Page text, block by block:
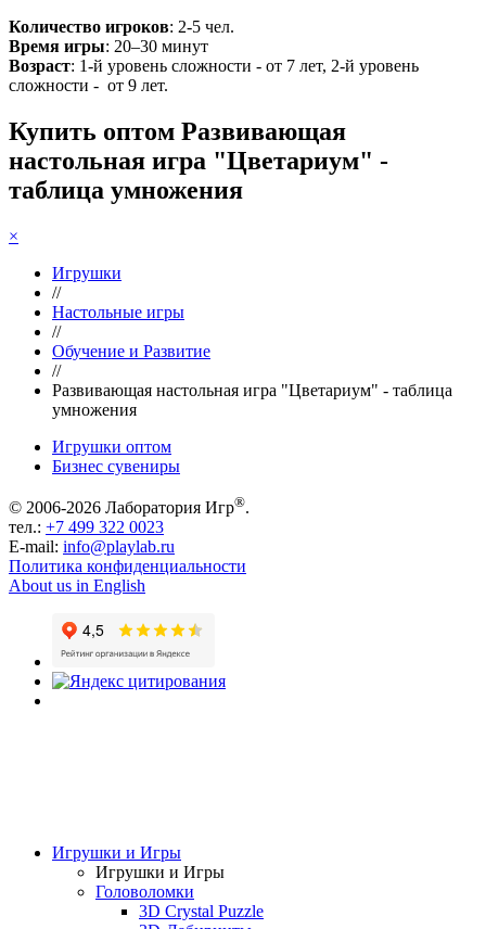
Количество игроков: 2-5 чел.
Время игры: 20–30 минут
Возраст: 1-й уровень сложности - от 7 лет, 2-й уровень
сложности - от 9 лет.
Купить оптом Развивающая
настольная игра "Цветариум" -
таблица умножения
×
Игрушки
//
Настольные игры
//
Обучение и Развитие
//
Развивающая настольная игра "Цветариум" - таблица
умножения
Игрушки оптом
Бизнес сувениры
© 2006-2026 Лаборатория Игр®.
тел.: +7 499 322 0023
E-mail: info@playlab.ru
Политика конфиденциальности
About us in English
Игрушки и Игры
Игрушки и Игры
Головоломки
3D Crystal Puzzle